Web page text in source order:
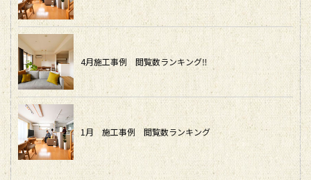
4月施工事例 閲覧数ランキング‼
1月 施工事例 閲覧数ランキング